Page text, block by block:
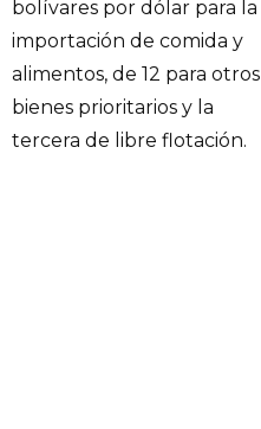
bolívares por dólar para la
importación de comida y
alimentos, de 12 para otros
bienes prioritarios y la
tercera de libre flotación.